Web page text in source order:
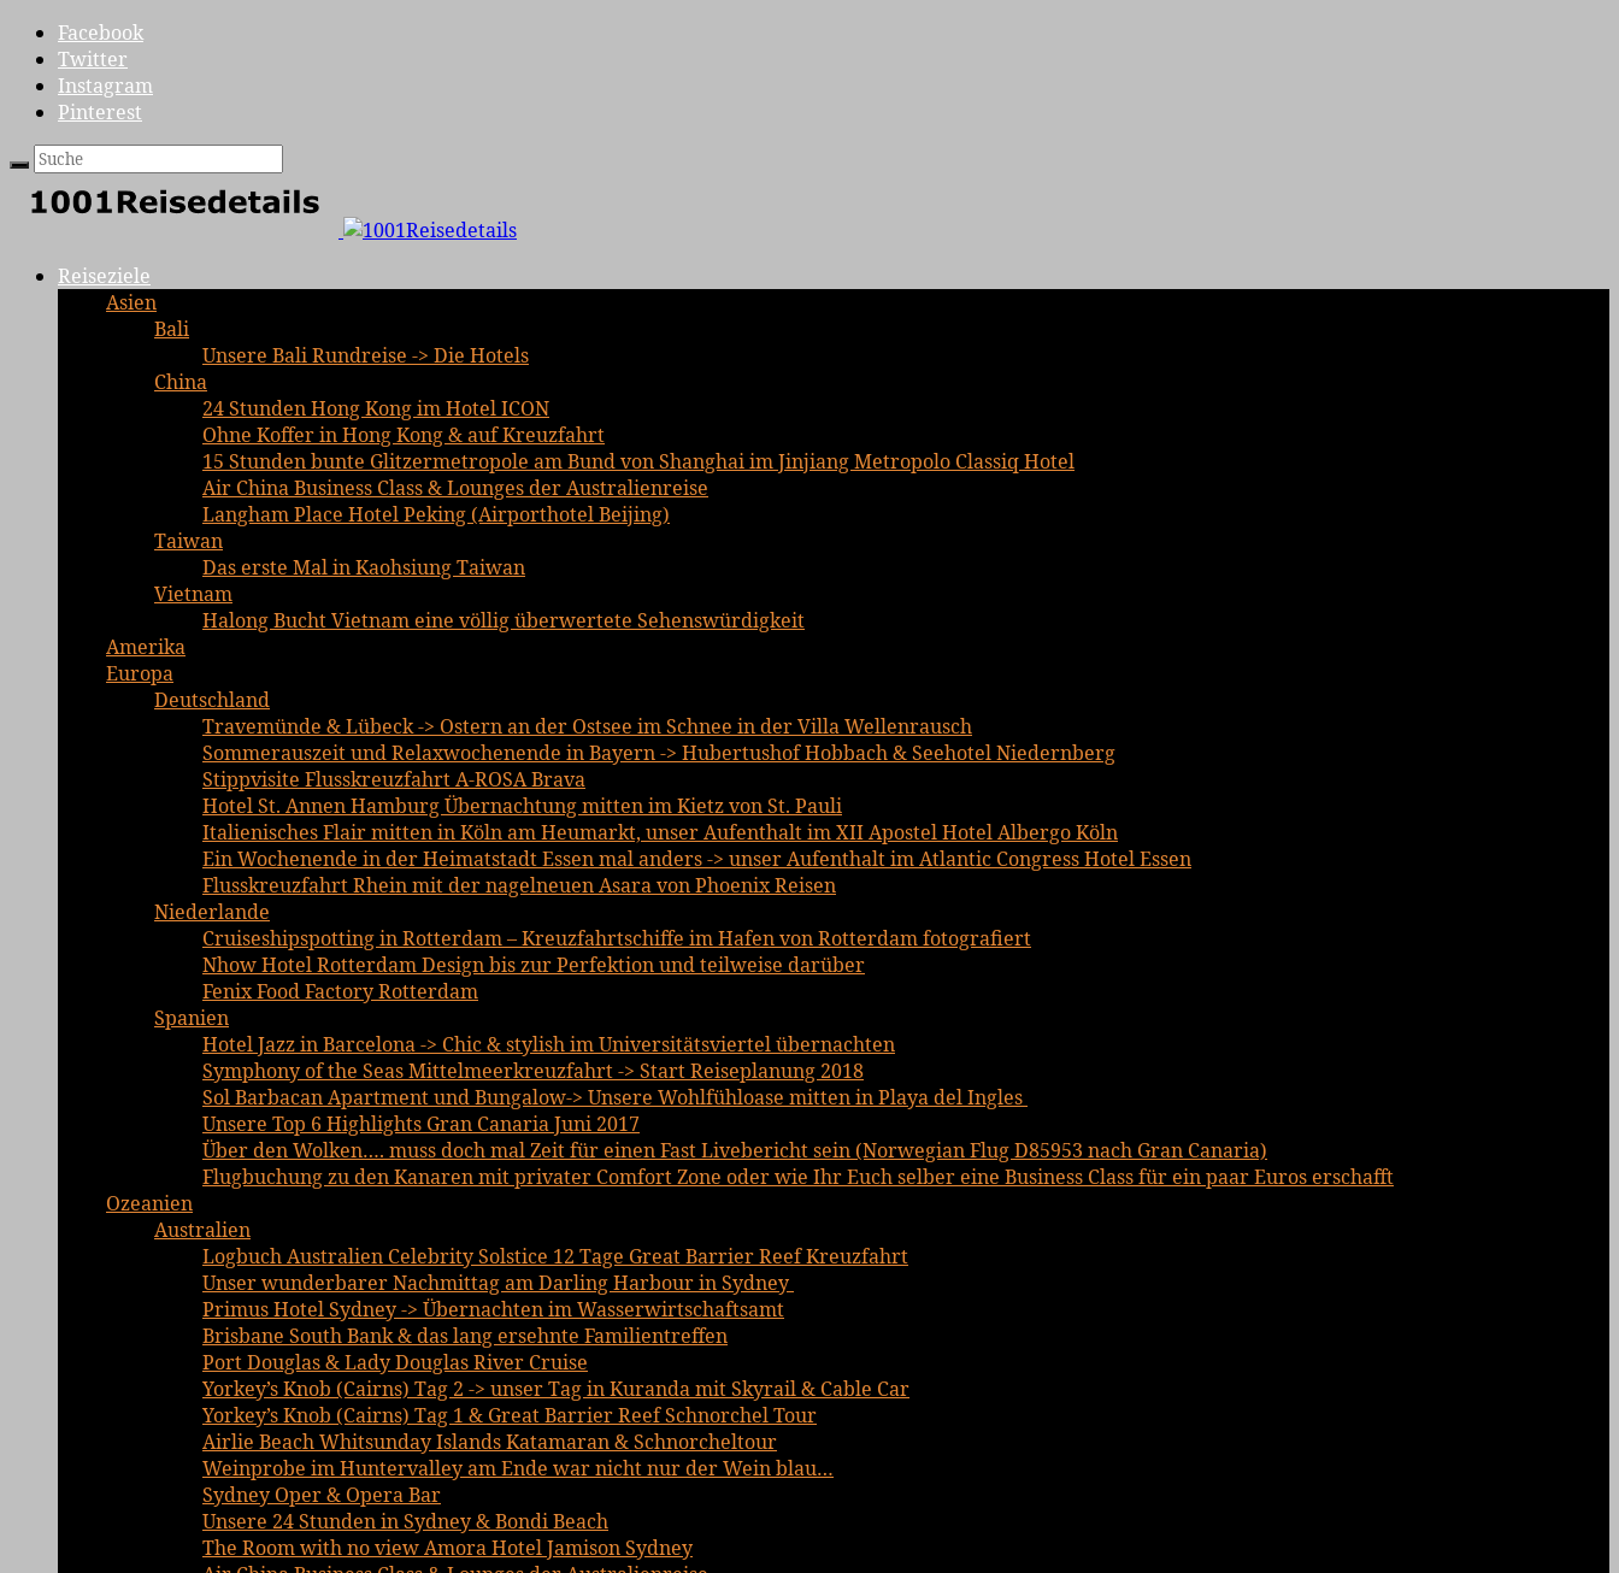
Facebook
Twitter
Instagram
Pinterest
Reiseziele
Asien
Bali
Unsere Bali Rundreise -> Die Hotels
China
24 Stunden Hong Kong im Hotel ICON
Ohne Koffer in Hong Kong & auf Kreuzfahrt
15 Stunden bunte Glitzermetropole am Bund von Shanghai im Jinjiang Metropolo Classiq Hotel
Air China Business Class & Lounges der Australienreise
Langham Place Hotel Peking (Airporthotel Beijing)
Taiwan
Das erste Mal in Kaohsiung Taiwan
Vietnam
Halong Bucht Vietnam eine völlig überwertete Sehenswürdigkeit
Amerika
Europa
Deutschland
Travemünde & Lübeck -> Ostern an der Ostsee im Schnee in der Villa Wellenrausch
Sommerauszeit und Relaxwochenende in Bayern -> Hubertushof Hobbach & Seehotel Niedernberg
Stippvisite Flusskreuzfahrt A-ROSA Brava
Hotel St. Annen Hamburg Übernachtung mitten im Kietz von St. Pauli
Italienisches Flair mitten in Köln am Heumarkt, unser Aufenthalt im XII Apostel Hotel Albergo Köln
Ein Wochenende in der Heimatstadt Essen mal anders -> unser Aufenthalt im Atlantic Congress Hotel Essen
Flusskreuzfahrt Rhein mit der nagelneuen Asara von Phoenix Reisen
Niederlande
Cruiseshipspotting in Rotterdam – Kreuzfahrtschiffe im Hafen von Rotterdam fotografiert
Nhow Hotel Rotterdam Design bis zur Perfektion und teilweise darüber
Fenix Food Factory Rotterdam
Spanien
Hotel Jazz in Barcelona -> Chic & stylish im Universitätsviertel übernachten
Symphony of the Seas Mittelmeerkreuzfahrt -> Start Reiseplanung 2018
Sol Barbacan Apartment und Bungalow-> Unsere Wohlfühloase mitten in Playa del Ingles
Unsere Top 6 Highlights Gran Canaria Juni 2017
Über den Wolken…. muss doch mal Zeit für einen Fast Livebericht sein (Norwegian Flug D85953 nach Gran Canaria)
Flugbuchung zu den Kanaren mit privater Comfort Zone oder wie Ihr Euch selber eine Business Class für ein paar Euros erschafft
Ozeanien
Australien
Logbuch Australien Celebrity Solstice 12 Tage Great Barrier Reef Kreuzfahrt
Unser wunderbarer Nachmittag am Darling Harbour in Sydney
Primus Hotel Sydney -> Übernachten im Wasserwirtschaftsamt
Brisbane South Bank & das lang ersehnte Familientreffen
Port Douglas & Lady Douglas River Cruise
Yorkey’s Knob (Cairns) Tag 2 -> unser Tag in Kuranda mit Skyrail & Cable Car
Yorkey’s Knob (Cairns) Tag 1 & Great Barrier Reef Schnorchel Tour
Airlie Beach Whitsunday Islands Katamaran & Schnorcheltour
Weinprobe im Huntervalley am Ende war nicht nur der Wein blau…
Sydney Oper & Opera Bar
Unsere 24 Stunden in Sydney & Bondi Beach
The Room with no view Amora Hotel Jamison Sydney